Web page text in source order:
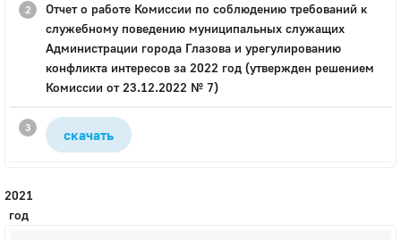
Отчет о работе Комиссии по соблюдению требований к
служебному поведению муниципальных служащих
Администрации города Глазова и урегулированию
конфликта интересов за 2022 год (утвержден решением
Комиссии от 23.12.2022 № 7)
скачать
2021
год